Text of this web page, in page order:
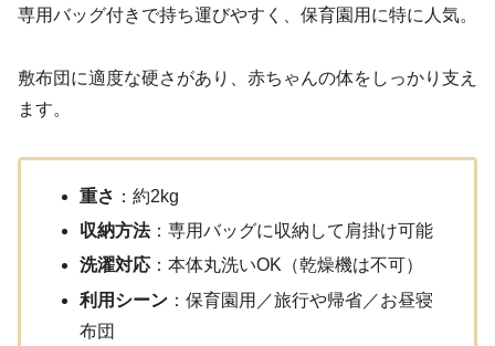
専用バッグ付きで持ち運びやすく、保育園用に特に人気。
敷布団に適度な硬さがあり、赤ちゃんの体をしっかり支え
ます。
重さ ：約2kg
収納方法：専用バッグに収納して肩掛け可能
洗濯対応 ：本体丸洗いOK（乾燥機は不可）
利用シーン ：保育園用／旅行や帰省／お昼寝
布団